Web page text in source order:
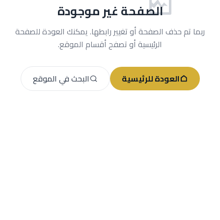
الصفحة غير موجودة
ربما تم حذف الصفحة أو تغيير رابطها. يمكنك العودة للصفحة
الرئيسية أو تصفح أقسام الموقع.
العودة للرئيسية البحث في الموقع